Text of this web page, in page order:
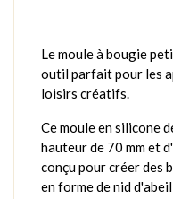
Le moule à bougie
outil parfait pour les
loisirs créatifs.
Ce moule en silicone
hauteur de 70 mm et
conçu pour créer des
en forme de nid